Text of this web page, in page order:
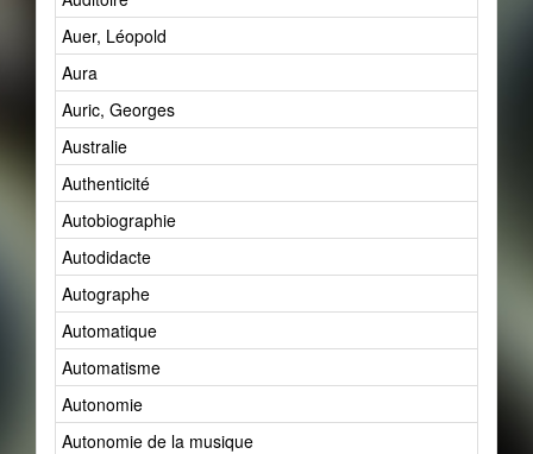
Auer, Léopold
Aura
Auric, Georges
Australie
Authenticité
Autobiographie
Autodidacte
Autographe
Automatique
Automatisme
Autonomie
Autonomie de la musique